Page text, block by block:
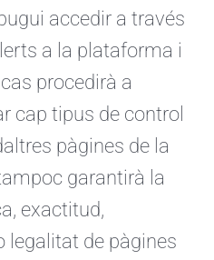
accedir a través
a la plataforma i
procedirà a
cap tipus de control
pàgines de la
garantirà la
exactitud,
legalitat de pàgines